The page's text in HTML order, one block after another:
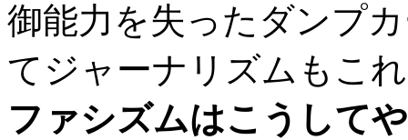
御能力を失ったダンプ
てジャーナリズムもこ
ファシズムはこうして